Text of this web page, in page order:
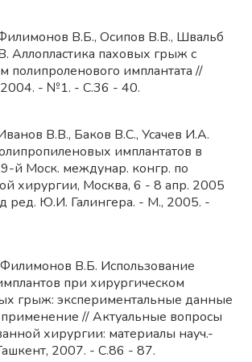
В.Б., Осипов В.В., Швальб
Аллопластика паховых грыж с
полипроленового имплантата //
2004. - №1. - С.36 - 40.
В.В., Баков В.С., Усачев И.А.
имплантатов в
й Моск. междунар. конгр. по
хирургии, Москва, 6 - 8 апр. 2005
ред. Ю.И. Галингера. - М., 2005. -
В.Б. Использование
при хирургическом
грыж: экспериментальные данные
// Актуальные вопросы
хирургии: материалы науч.-
2007. - С.86 - 87.